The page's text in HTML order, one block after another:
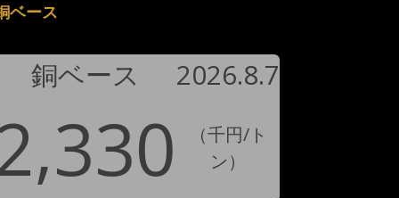
ベース
銅ベース 2026.8.7
（千円/ト
ン）